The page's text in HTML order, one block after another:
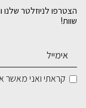
הצטרפו לניוזלטר
שוות!
קראתי ואני מאשר